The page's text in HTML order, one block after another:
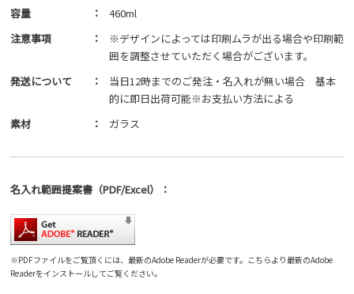
容量
：
460ml
注意事項
：
※デザインによっては印刷ムラが出る場合や印刷範
囲を調整させていただく場合がございます。
発送について
：
当日12時までのご発注・名入れが無い場合 基本
的に即日出荷可能※お支払い方法による
素材
： ガラス
名入れ範囲提案書（PDF/Excel） ：
※PDFファイルをご覧頂くには、最新のAdobe Readerが必要です。 こちらより最新のAdobe
Readerをインストールしてご覧ください。